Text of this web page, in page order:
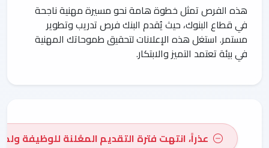
هذه الفرص تمثل خطوة هامة نحو مسيرة مهنية ناجحة
في قطاع البنوك، حيث يُقدم البنك فرص تدريب وتطوير
مستمر. استغل هذه الإعلانات لتحقيق طموحاتك المهنية
في بيئة تعتمد التميز والابتكار.
عذراً، انتهت فترة التقديم المعُلنة للوظيفة